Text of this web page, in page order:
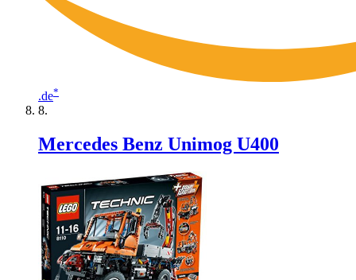
.de*
Mercedes Benz Unimog U400